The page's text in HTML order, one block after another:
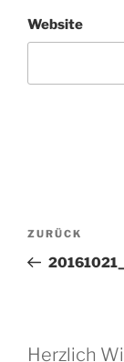
Website
Vorheriger
Beitrag
ZURÜCK
Herzlich